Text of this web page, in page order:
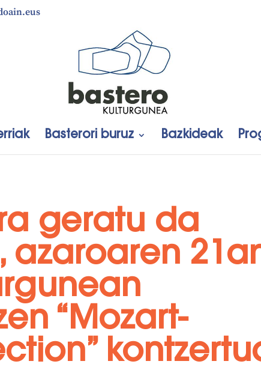
Basterori buruz Bazkideak
geratu da
azaroaren
“Mozart-